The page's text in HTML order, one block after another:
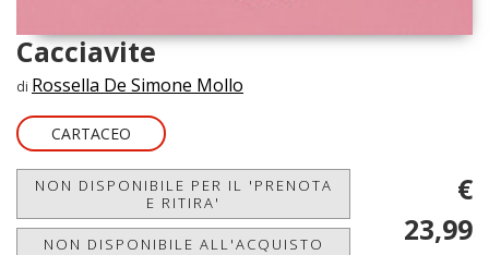
Cacciavite
di Rossella De Simone Mollo
CARTACEO
NON DISPONIBILE PER IL 'PRENOTA
E RITIRA'
NON DISPONIBILE ALL'ACQUISTO
€
23,99